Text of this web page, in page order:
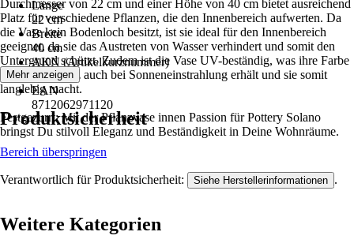
Länge
22 cm
Breite
40 cm
AKN (Artikelkurznummer)
MKTV
EAN
8712062971120
Durchmesser von 22 cm und einer Höhe von 40 cm bietet ausreichend
Platz für verschiedene Pflanzen, die den Innenbereich aufwerten. Da
die Vase kein Bodenloch besitzt, ist sie ideal für den Innenbereich
geeignet, da sie das Austreten von Wasser verhindert und somit den
Untergrund schützt. Zudem ist die Vase UV-beständig, was ihre Farbe
und ihren Glanz auch bei Sonneneinstrahlung erhält und sie somit
langlebig macht.
Festgezurrt: Mit der Pflanzvase innen Passion für Pottery Solano
bringst Du stilvoll Eleganz und Beständigkeit in Deine Wohnräume.
Mehr anzeigen
Produktsicherheit
Bereich überspringen
Verantwortlich für Produktsicherheit: Siehe Herstellerinformationen .
Weitere Kategorien